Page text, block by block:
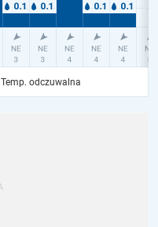
Temp. odczuwalna